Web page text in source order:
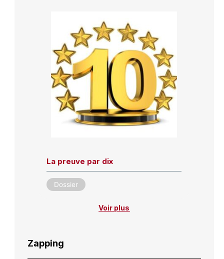
La preuve par dix
Dossier
Voir plus
Zapping